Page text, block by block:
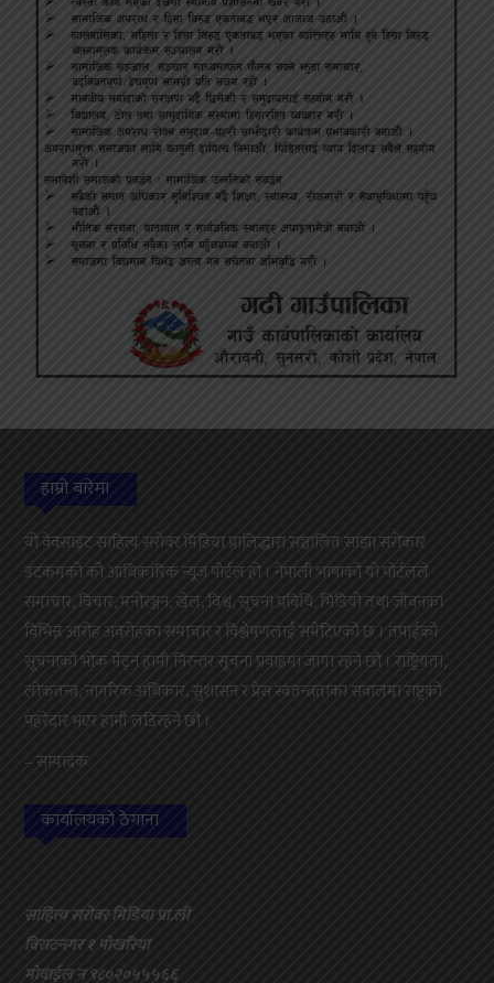
हाम्रो बारेमा
यो वेवसाइट साहित्य सरोवर मिडिया प्रालिद्धारा सञ्चालित साझा सरोकार
डटकमको को आधिकारिक न्यूज पोर्टल हो । नेपाली भाषाको यो पोर्टलले
समाचार, विचार, मनोरञ्जन, खेल, विश्व, सूचना प्रविधि, भिडियो तथा जीवनका
विभिन्न आरोह अवरोहका समाचार र विश्लेषणलाई समेटिएको छ । तपाईको
सूचनाको भोक मेट्न हामी निरन्तर सूचना प्रवाहमा जागा रहने छौ । राष्ट्रियता,
लोकतन्त्र, नागरिक अधिकार, सुशासन र प्रेस स्वतन्त्रताका सवालमा राष्ट्रको
पहरेदार भएर हामी लडिरहने छौ ।
– सम्पादक
कार्यालयको ठेगाना
साहित्य सरोवर मिडिया प्रा.ली
विराटनगर १ पोखरिया
मोवाईल न ९८०२०५५५६६